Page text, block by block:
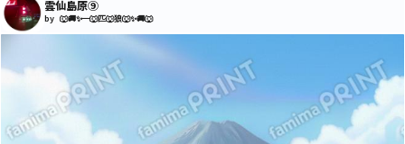
雲仙島原⑨
by 🐺🚚✨一🐺匹🐺狼🐺✨🚚🐺